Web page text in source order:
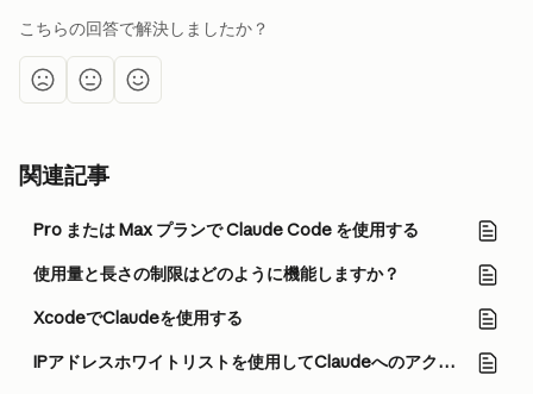
こちらの回答で解決しましたか？
関連記事
Pro または Max プランで Claude Code を使用する
使用量と長さの制限はどのように機能しますか？
XcodeでClaudeを使用する
IPアドレスホワイトリストを使用してClaudeへのアクセスを制限する